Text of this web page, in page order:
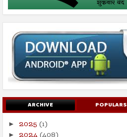
ARCHIVE POPULARS
► 2025 (1)
►